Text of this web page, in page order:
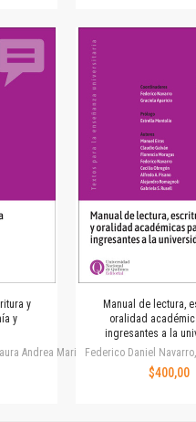
y
y
Andrea Mari
Manual de lectura,
oralidad
ingresantes a la
Federico Daniel
$400,00